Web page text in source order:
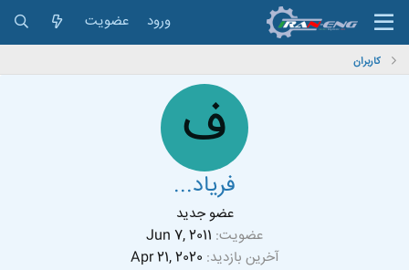
ورود عضویت
کاربران
ف
فریاد...
عضو جدید
عضویت Jun 7, 2011
آخرین بازدید Apr 21, 2020